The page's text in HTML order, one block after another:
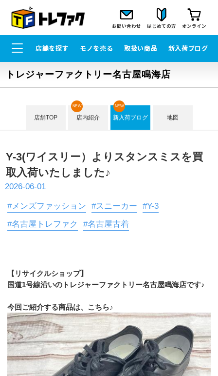
お問い合わせ はじめての方 オンライン
店舗を探す モノを売る 取扱い商品 新入荷ブログ
トレジャーファクトリー名古屋鳴海店
店舗TOP 店内紹介
NEW
新入荷ブログ
NEW
地図
Y-3(ワイスリー）よりスタンスミスを買
取入荷いたしました♪
2026-06-01
#メンズファッション #スニーカー
#Y-3
#名古屋トレファク
#名古屋古着
【リサイクルショップ】
国道1号線沿いのトレジャーファクトリー名古屋鳴海店です♪
今回ご紹介する商品は、こちら♪